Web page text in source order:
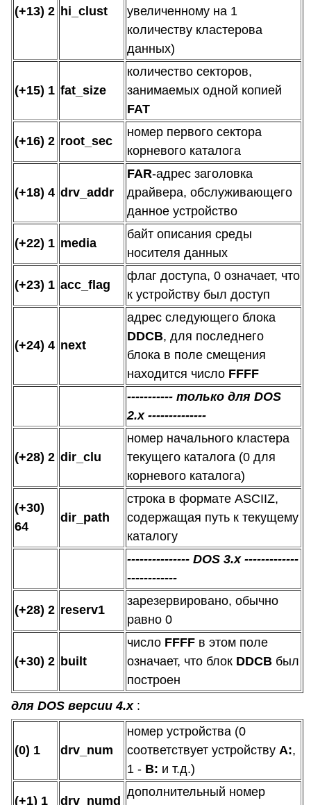
(+13) 2 hi_clust
увеличенному на 1
количеству кластерова
данных)
(+15) 1 fat_size
количество секторов,
занимаемых одной копией
FAT
(+16) 2 root_sec
номер первого сектора
корневого каталога
(+18) 4 drv_addr
FAR-адрес заголовка
драйвера, обслуживающего
данное устройство
(+22) 1 media
байт описания среды
носителя данных
(+23) 1 acc_flag
флаг доступа, 0 означает, что
к устройству был доступ
(+24) 4 next
адрес следующего блока
DDCB, для последнего
блока в поле смещения
находится число FFFF
----------- только для DOS
2.x --------------
(+28) 2 dir_clu
номер начального кластера
текущего каталога (0 для
корневого каталога)
(+30)
64
dir_path
строка в формате ASCIIZ,
содержащая путь к текущему
каталогу
--------------- DOS 3.х -------------
------------
(+28) 2 reserv1
зарезервировано, обычно
равно 0
(+30) 2 built
число FFFF в этом поле
означает, что блок DDCB был
построен
для DOS версии 4.х :
(0) 1 drv_num
номер устройства (0
соответствует устройству А:,
1 - В: и т.д.)
(+1) 1 drv_numd
дополнительный номер